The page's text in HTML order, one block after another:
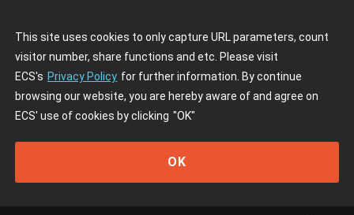
This site uses cookies to only capture URL parameters, count
visitor number, share functions and etc. Please visit
ECS's Privacy Policy for further information. By continue
browsing our website, you are hereby aware of and agree on
ECS' use of cookies by clicking "OK"
OK